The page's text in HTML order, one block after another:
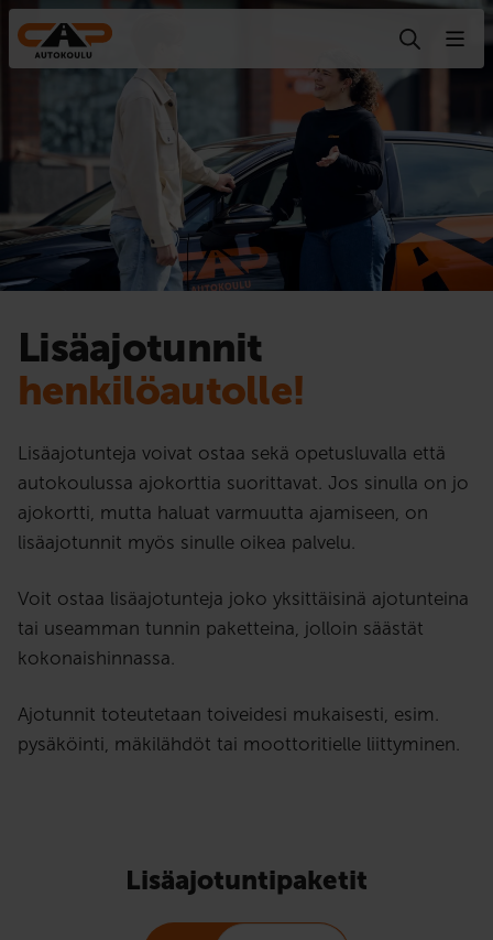
Hyppää sisältöön
Lisäajotunnit
henkilöautolle!
Lisäajotunteja voivat ostaa sekä opetusluvalla että
autokoulussa ajokorttia suorittavat. Jos sinulla on jo
ajokortti, mutta haluat varmuutta ajamiseen, on
lisäajotunnit myös sinulle oikea palvelu.
Voit ostaa lisäajotunteja joko yksittäisinä ajotunteina
tai useamman tunnin paketteina, jolloin säästät
kokonaishinnassa.
Ajotunnit toteutetaan toiveidesi mukaisesti, esim.
pysäköinti, mäkilähdöt tai moottoritielle liittyminen.
Lisäajotuntipaketit